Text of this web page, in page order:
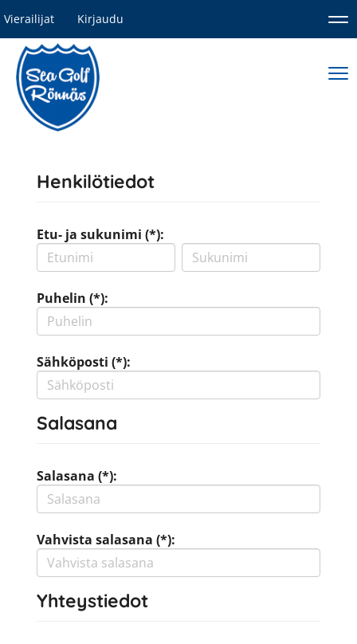
Vierailijat Kirjaudu
Henkilötiedot
Etu- ja sukunimi (*):
Puhelin (*):
Sähköposti (*):
Salasana
Salasana (*):
Vahvista salasana (*):
Yhteystiedot